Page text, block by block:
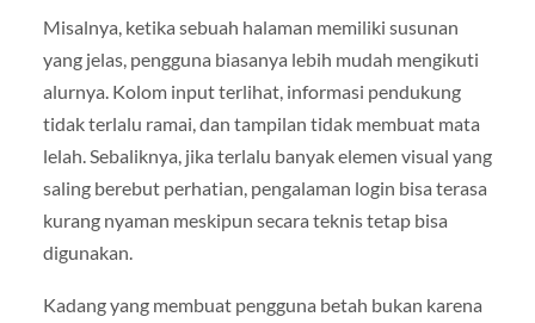
Misalnya, ketika sebuah halaman memiliki susunan
yang jelas, pengguna biasanya lebih mudah mengikuti
alurnya. Kolom input terlihat, informasi pendukung
tidak terlalu ramai, dan tampilan tidak membuat mata
lelah. Sebaliknya, jika terlalu banyak elemen visual yang
saling berebut perhatian, pengalaman login bisa terasa
kurang nyaman meskipun secara teknis tetap bisa
digunakan.
Kadang yang membuat pengguna betah bukan karena